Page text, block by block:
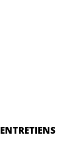
ENTRETIENS